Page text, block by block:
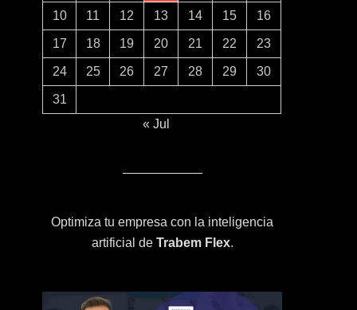
10 11 12 13 14 15 16
17 18 19 20 21 22 23
24 25 26 27 28 29 30
31
« Jul
Optimiza tu empresa con la inteligencia
artificial de Trabem Flex.